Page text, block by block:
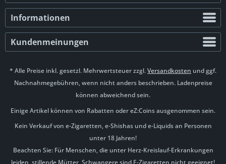
Informationen
Kundenmeinungen
* Alle Preise inkl. gesetzl. Mehrwertsteuer zzgl.Versandkosten und ggf.
Nachnahmegebühren, wenn nicht anders beschrieben. Ladenpreise
können abweichend sein.
Einige Artikel können von Rabatten oder eZ:Coins ausgenommen sein.
Kein Verkauf von e-Zigaretten, e-Shishas und e-Liquids an Personen
unter 18 Jahren!
Beachten Sie: Für Menschen, die unter Herz-Kreislauf-Erkrankungen